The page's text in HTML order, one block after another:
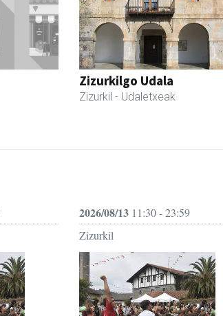
Zizurkilgo Udala
Zizurkil - Udaletxeak
2026/08/13 11:30 - 23:59
Zizurkil